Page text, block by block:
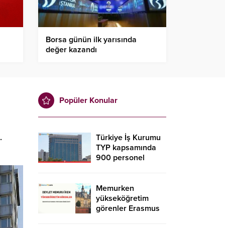
Borsa günün ilk yarısında
değer kazandı
Popüler Konular
Türkiye İş Kurumu
TYP kapsamında
900 personel
yapılır?
Memurken
yükseköğretim
görenler Erasmus